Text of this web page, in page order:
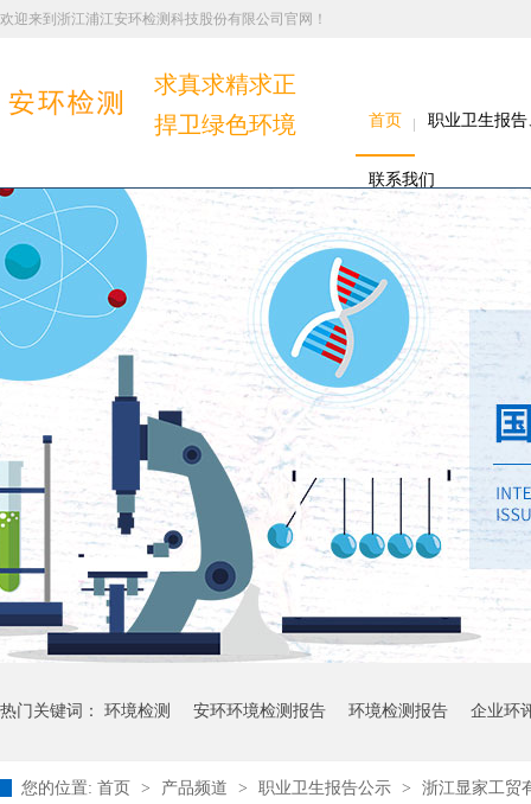
欢迎来到浙江浦江安环检测科技股份有限公司官网！
求真求精求正
捍卫绿色环境
首页 职业卫生报
联系我们
热门关键词： 环境检测 安环环境检测报告 环境检测报告 企业环
您的位置: 首页 > 产品频道 > 职业卫生报告公示 > 浙江显家工贸